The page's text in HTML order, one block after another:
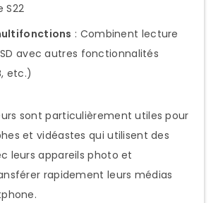
S22
: Combinent lecture
avec autres fonctionnalités
etc.)
sont particulièrement utiles pour
et vidéastes qui utilisent des
leurs appareils photo et
rapidement leurs médias